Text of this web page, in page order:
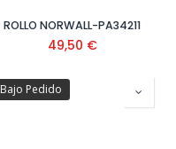
ROLLO NORWALL-PA34211
49,50 €
Bajo Pedido